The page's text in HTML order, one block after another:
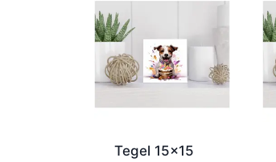
Tegel 15×15